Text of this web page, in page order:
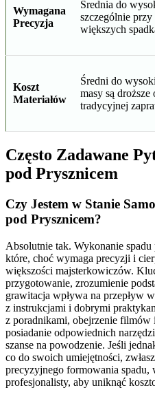
Wymagana
Precyzja
Średnia do
szczególnie przy
większych
Koszt
Materiałów
Średni do
masy są droższe
tradycyjnej
Często Zadawane
pod Prysznicem
Czy Jestem w Stanie
pod Prysznicem?
Absolutnie tak. Wykonanie spadu
które, choć wymaga precyzji i
większości majsterkowiczów.
przygotowanie, zrozumienie
grawitacja wpływa na przepływ
z instrukcjami i dobrymi
z poradnikami, obejrzenie filmów
posiadanie odpowiednich
szanse na powodzenie. Jeśli
co do swoich umiejętności,
precyzyjnego formowania spadu,
profesjonalisty, aby uniknąć